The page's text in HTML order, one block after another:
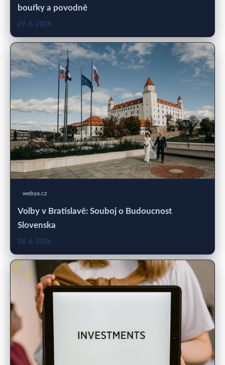
bouřky a povodně
29. 6. 2026
webya.cz
Volby v Bratislavě: Souboj o Budoucnost
Slovenska
28. 6. 2026